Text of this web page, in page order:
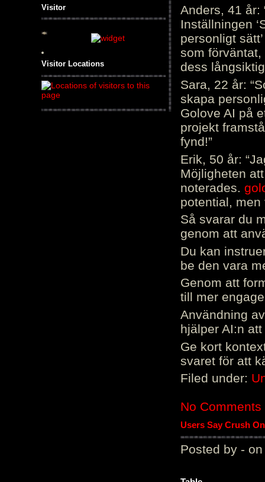
Visitor
Visitor Locations
Anders, 41 år:
Inställningen
personligt
som
dess
Sara, 22 år:
skapa
Golove AI på
projekt
fynd!”
Erik, 50 år:
Möjligheten
noterades.
potential, men
Så svarar du
genom att
Du kan
be den vara
Genom att
till mer
Användning
hjälper AI:n
Ge kort
svaret för att
Filed under:
No Comments
Users Say Crush
Posted by - on